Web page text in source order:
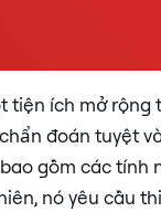
tiện ích mở rộng
đoán tuyệt
bao gồm các tính
nó yêu cầu